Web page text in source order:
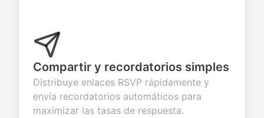
Compartir y recordatorios simples
Distribuye enlaces RSVP rápidamente y
envía recordatorios automáticos para
maximizar las tasas de respuesta.